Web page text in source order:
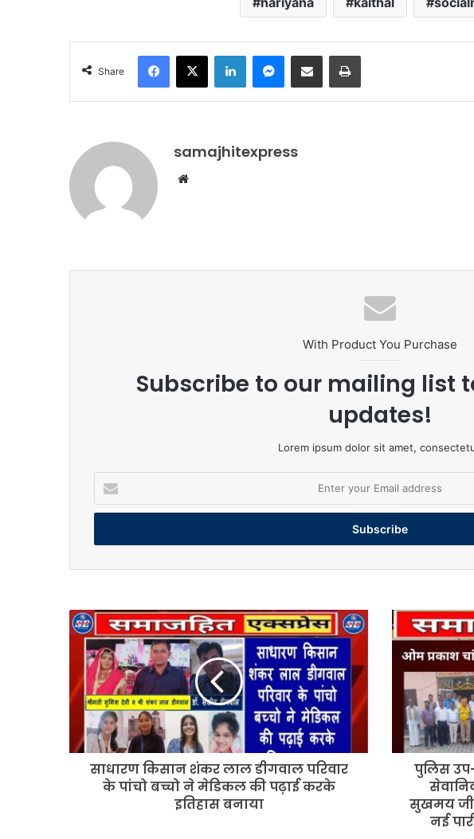
Share
Facebook
X LinkedInMessenger
Share via Email Print
samajhitexpress
With Product You Purchase
Subscribe to our mailing list
updates!
Lorem ipsum dolor sit amet,
your
Email
साधारण
किसान
शंकर
डीगवाल
परिवार
पांचो
बच्चो
साधारण किसान शंकर लाल डीगवाल परिवार
के पांचो बच्चो ने मेडिकल की पढ़ाई करके
इतिहास बनाया
पुलिस
उप-
अधीक्षक
सेवानिवृत्त
पर
पुलिस
सुखमय
नई